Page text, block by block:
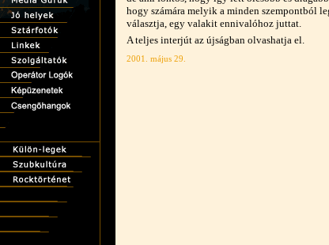
hogy számára melyik a minden szempontból
választja, egy valakit ennivalóhoz juttat.
A teljes interjút az újságban olvashatja el.
2001. május 29.